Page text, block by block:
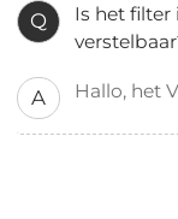
Q
Is het filter
A Hallo, het